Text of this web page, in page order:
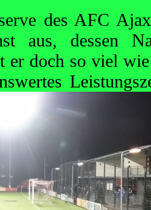
des AFC
aus, dessen
er doch so viel